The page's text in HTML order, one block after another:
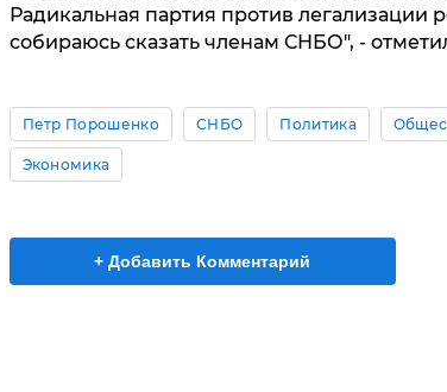
Радикальная партия против легализации
собираюсь сказать членам СНБО", -
Петр Порошенко СНБО Политика
Экономика
+ Добавить Комментарий